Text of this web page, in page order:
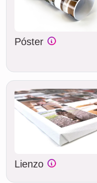
Póster
Lienzo